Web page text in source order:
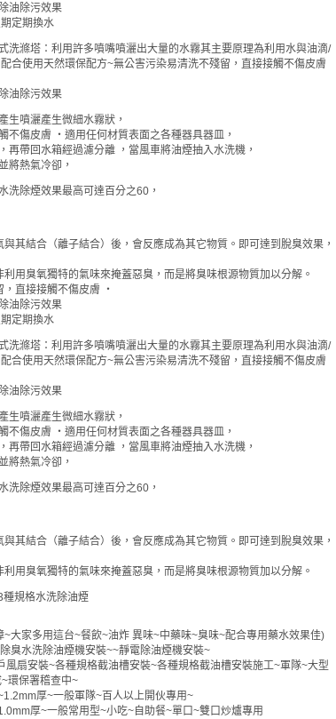
油除污效果
定期換水
洗滌塔：利用許多噴嘴噴灑出大量的水霧其主要原理為利用水與油滴/
合使用天然環保配方~無公害污染易清洗不殘留，直接接觸不傷皮膚
油除污效果
生噴灑產生微細水霧狀，
不傷皮膚 ‧適用任何材質表面之各種器具器皿，
帶回水箱經過濾分離 ，當風車將油煙抽入水洗機，
將熱氣冷卻，
洗除煙效果最高可達百分之60，
其結合（離子結合）後，會反應成為其它物質。即可達到脫臭效果，
用臭氧獨特的氣味來掩蓋惡臭，而是將臭味根源物質加以分解。
，直接接觸不傷皮膚 ‧
油除污效果
定期換水
洗滌塔：利用許多噴嘴噴灑出大量的水霧其主要原理為利用水與油滴/
合使用天然環保配方~無公害污染易清洗不殘留，直接接觸不傷皮膚
油除污效果
生噴灑產生微細水霧狀，
不傷皮膚 ‧適用任何材質表面之各種器具器皿，
帶回水箱經過濾分離 ，當風車將油煙抽入水洗機，
將熱氣冷卻，
洗除煙效果最高可達百分之60，
其結合（離子結合）後，會反應成為其它物質。即可達到脫臭效果，
用臭氧獨特的氣味來掩蓋惡臭，而是將臭味根源物質加以分解。
規格水洗除油煙
大家多用這台~餐飲~油炸 異味~中藥味~臭味~配合專用藥水效果佳)
臭水洗除油煙機安裝~~靜電除油煙機安裝~
扇安裝~各種規格截油槽安裝~各種規格截油槽安裝施工~軍隊~大型
環保署稽查中~
厚~一般軍隊~百人以上開伙專用~
厚~一般常用型~小吃~自助餐~單口~雙口炒爐專用